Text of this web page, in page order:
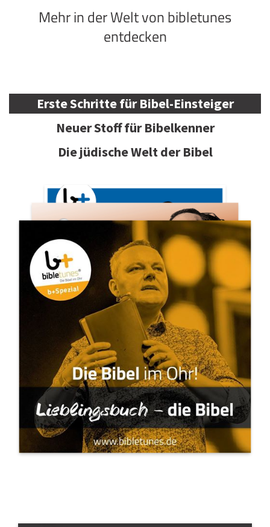
Mehr in der Welt von bibletunes
entdecken
Erste Schritte für Bibel-Einsteiger
Neuer Stoff für Bibelkenner
Die jüdische Welt der Bibel